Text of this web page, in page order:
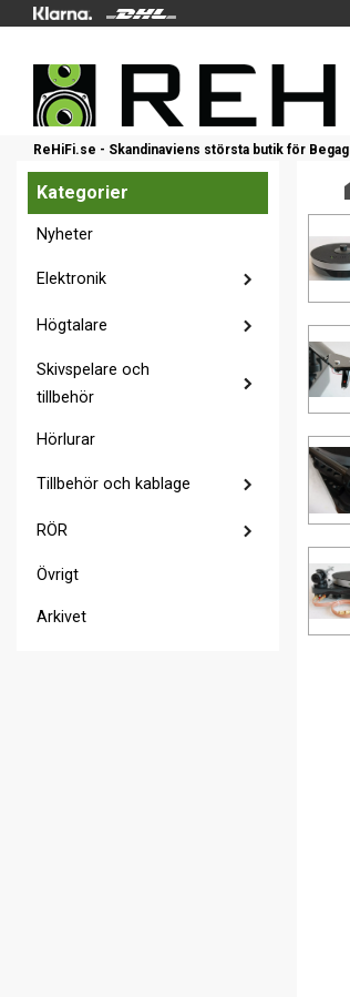
ReHiFi.se - Skandinaviens största butik för
Kategorier
Nyheter
Elektronik
Högtalare
Skivspelare och
tillbehör
Hörlurar
Tillbehör och kablage
RÖR
Övrigt
Arkivet